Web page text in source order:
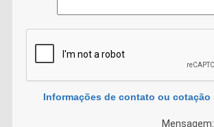
Informações de contato ou cotação
Mensagem: